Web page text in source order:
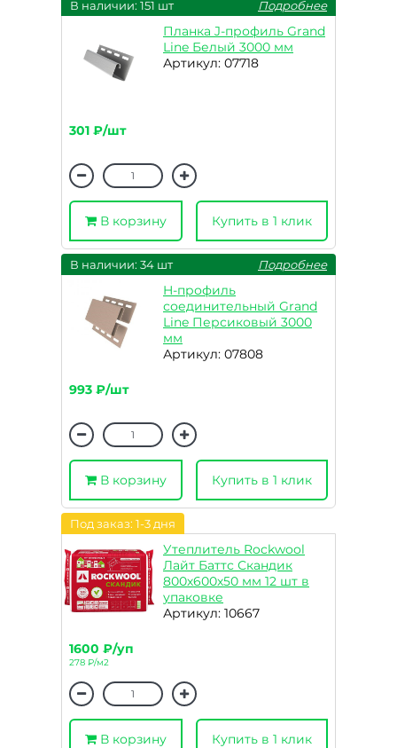
В наличии: 151 шт Подробнее
Планка J-профиль Grand
Line Белый 3000 мм
Артикул: 07718
301 ₽/шт
В корзину Купить в 1 клик
В наличии: 34 шт Подробнее
H-профиль
соединительный Grand
Line Персиковый 3000
мм
Артикул: 07808
993 ₽/шт
В корзину Купить в 1 клик
Под заказ: 1-3 дня
Утеплитель Rockwool
Лайт Баттс Скандик
800х600х50 мм 12 шт в
упаковке
Артикул: 10667
1600 ₽/уп
278 ₽/м2
В корзину Купить в 1 клик